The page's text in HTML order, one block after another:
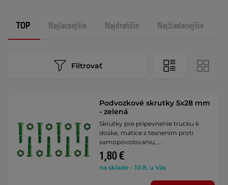
TOP Najlacnejšie Najdrahšie Najžiadanejšie
Filtrovať
Podvozkové skrutky 5x28 mm
- zelená
Skrutky pre pripevnenie trucku k
doske, matice s tesnením proti
samopovolovaniu, …
1,80 €
na sklade – 10.8. u Vás